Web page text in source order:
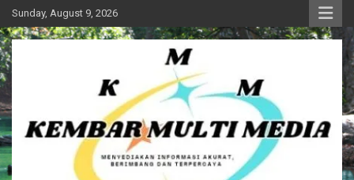
Skip
to
content
Sunday, August 9, 2026